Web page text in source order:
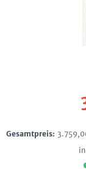
Gesamtpreis: